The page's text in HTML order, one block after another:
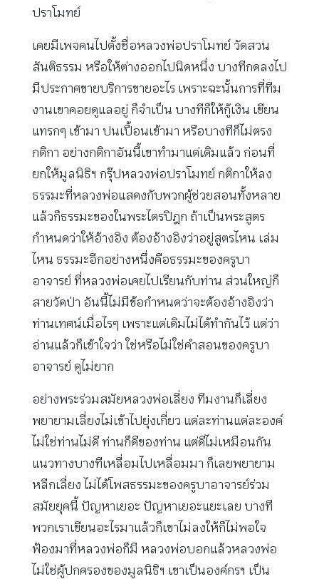
ปราโมทย์
เคยมีเพจคนไปตั้งชื่อหลวงพ่อปราโมทย์ วัดสวน
สันติธรรม หรือให้ต่างออกไปนิดหนึ่ง บางทีกดลงไป
มีประกาศขายบริการขายอะไร เพราะฉะนั้นการที่ทีม
งานเขาคอยดูแลอยู่ ก็จำเป็น บางทีก็ให้กู้เงิน เขียน
แทรกๆ เข้ามา ปนเปื้อนเข้ามา หรือบางทีก็ไม่ตรง
กติกา อย่างกติกาอันนี้เขาทำมาแต่เดิมแล้ว ก่อนที่
ยกให้มูลนิธิฯ กรุ๊ปหลวงพ่อปราโมทย์ กติกาให้ลง
ธรรมะที่หลวงพ่อแสดงกับพวกผู้ช่วยสอนทั้งหลาย
แล้วก็ธรรมะของในพระไตรปิฎก ถ้าเป็นพระสูตร
กำหนดว่าให้อ้างอิง ต้องอ้างอิงว่าอยู่สูตรไหน เล่ม
ไหน ธรรมะอีกอย่างหนึ่งคือธรรมะของครูบา
อาจารย์ ที่หลวงพ่อเคยไปเรียนกับท่าน ส่วนใหญ่ก็
สายวัดป่า อันนี้ไม่มีข้อกำหนดว่าจะต้องอ้างอิงว่า
ท่านเทศน์เมื่อไรๆ เพราะแต่เดิมไม่ได้ทำกันไว้ แต่ว่า
อ่านแล้วก็เข้าใจว่า ใช่หรือไม่ใช่คำสอนของครูบา
อาจารย์ ดูไม่ยาก
อย่างพระร่วมสมัยหลวงพ่อเลี่ยง ทีมงานก็เลี่ยง
พยายามเลี่ยงไม่เข้าไปยุ่งเกี่ยว แต่ละท่านแต่ละองค์
ไม่ใช่ท่านไม่ดี ท่านก็ดีของท่าน แต่ดีไม่เหมือนกัน
แนวทางบางทีเหลื่อมไปเหลื่อมมา ก็เลยพยายาม
หลีกเลี่ยง ไม่ได้โพสธรรมะของครูบาอาจารย์ร่วม
สมัยยุคนี้ ปัญหาเยอะ ปัญหาเยอะแยะเลย บางที
พวกเราเขียนอะไรมาแล้วก็เขาไม่ลงให้ก็ไม่พอใจ
ฟ้องมาที่หลวงพ่อก็มี หลวงพ่อบอกแล้วหลวงพ่อ
ไม่ใช่ผู้ปกครองของมูลนิธิฯ เขาเป็นองค์กรฯ เป็น